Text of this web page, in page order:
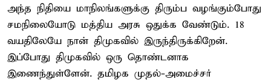
அந்த நிதியை மாநிலங்களுக்கு திரும்ப வழங்கும்போது
சமநிலையோடு மத்திய அரசு ஒதுக்க வேண்டும். 18
வயதிலேயே நான் திமுகவில் இருந்திருக்கிறேன்.
இப்போது திமுகவில் ஒரு தொண்டனாக
இணைந்துள்ளேன். தமிழக முதல்-அமைச்சர்